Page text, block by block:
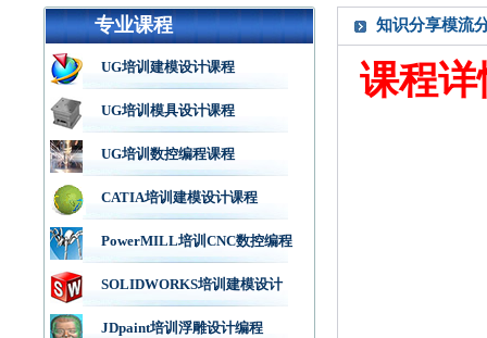
专业课程
UG培训建模设计课程
UG培训模具设计课程
UG培训数控编程课程
CATIA培训建模设计课程
PowerMILL培训CNC数控编程
SOLIDWORKS培训建模设计
JDpaint培训浮雕设计编程
知识分享模流
课程详